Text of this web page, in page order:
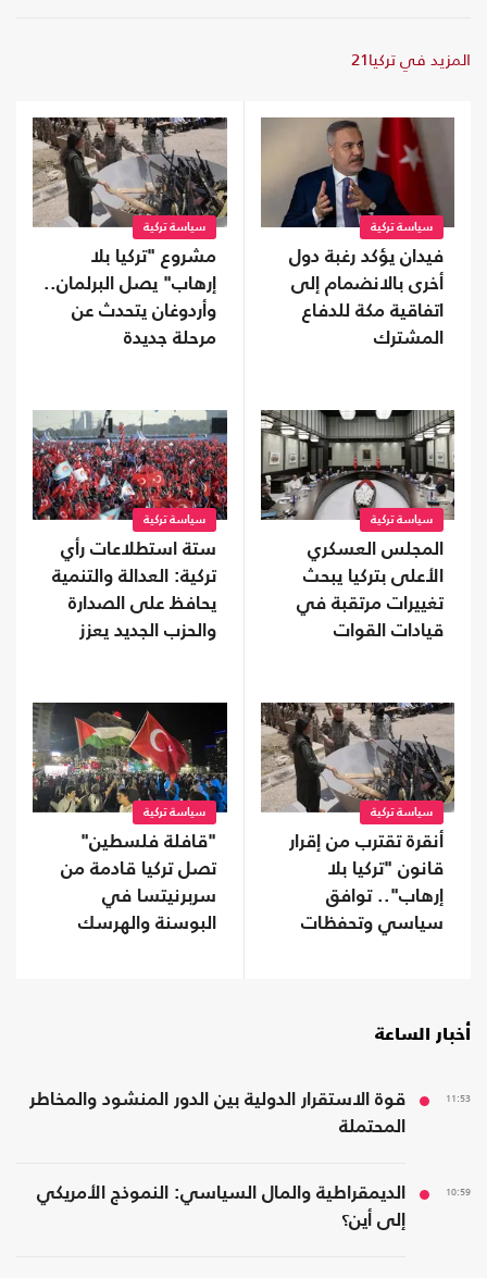
المزيد في تركيا21
سياسة تركية
فيدان يؤكد رغبة دول
أخرى بالانضمام إلى
اتفاقية مكة للدفاع
المشترك
سياسة تركية
مشروع "تركيا بلا
إرهاب" يصل البرلمان..
وأردوغان يتحدث عن
مرحلة جديدة
سياسة تركية
المجلس العسكري
الأعلى بتركيا يبحث
تغييرات مرتقبة في
قيادات القوات
سياسة تركية
ستة استطلاعات رأي
تركية: العدالة والتنمية
يحافظ على الصدارة
والحزب الجديد يعزز
سياسة تركية
أنقرة تقترب من إقرار
قانون "تركيا بلا
إرهاب".. توافق
سياسي وتحفظات
سياسة تركية
"قافلة فلسطين"
تصل تركيا قادمة من
سربرنيتسا في
البوسنة والهرسك
أخبار الساعة
11:53
قوة الاستقرار الدولية بين الدور المنشود والمخاطر
المحتملة
10:59
الديمقراطية والمال السياسي: النموذج الأمريكي
إلى أين؟